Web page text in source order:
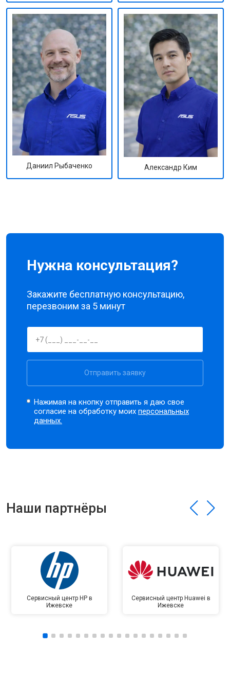
Даниил Рыбаченко Александр Ким
Нужна консультация?
Закажите бесплатную консультацию,
перезвоним за 5 минут
Отправить заявку
Нажимая на кнопку отправить я даю свое
согласие на обработку моихперсональных
данных.
Наши партнёры
Сервисный центр HP в
Ижевске
Сервисный центр Huawei в
Ижевске